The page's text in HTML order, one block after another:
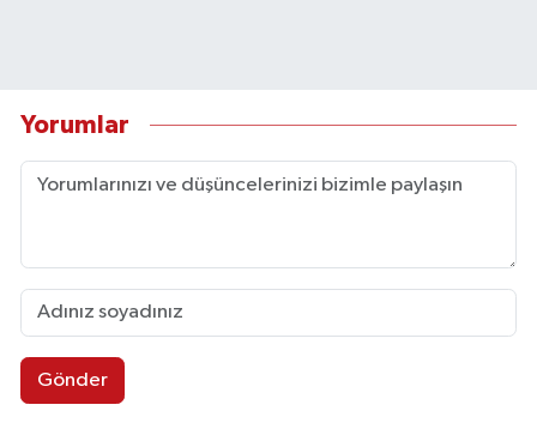
Yorumlar
Gönder